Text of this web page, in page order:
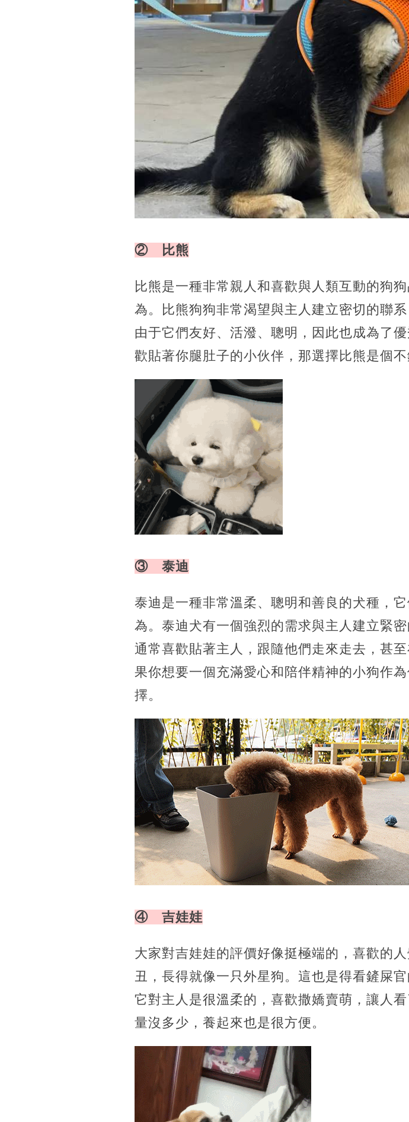
② 比熊
比熊是一種非常親人和喜歡與人類互動的狗
為。比熊狗狗非常渴望與主人建立密切的聯
由于它們友好、活潑、聰明，因此也成為了
歡貼著你腿肚子的小伙伴，那選擇比熊是個不
③ 泰迪
泰迪是一種非常溫柔、聰明和善良的犬種，
為。泰迪犬有一個強烈的需求與主人建立緊
通常喜歡貼著主人，跟隨他們走來走去，甚
果你想要一個充滿愛心和陪伴精神的小狗作
擇。
④ 吉娃娃
大家對吉娃娃的評價好像挺極端的，喜歡的
丑，長得就像一只外星狗。這也是得看鏟屎
它對主人是很溫柔的，喜歡撒嬌賣萌，讓人
量沒多少，養起來也是很方便。